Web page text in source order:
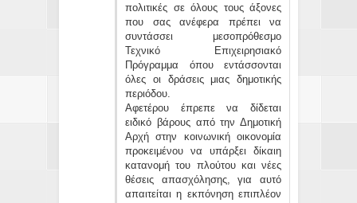
πολιτικές σε όλους τους άξονες
που σας ανέφερα πρέπει να
συντάσσει μεσοπρόθεσμο
Τεχνικό Επιχειρησιακό
Πρόγραμμα όπου εντάσσονται
όλες οι δράσεις μιας δημοτικής
περιόδου.
Αφετέρου έπρεπε να δίδεται
ειδικό βάρους από την Δημοτική
Αρχή στην κοινωνική οικονομία
προκειμένου να υπάρξει δίκαιη
κατανομή του πλούτου και νέες
θέσεις απασχόλησης, για αυτό
απαιτείται η εκπόνηση επιπλέον